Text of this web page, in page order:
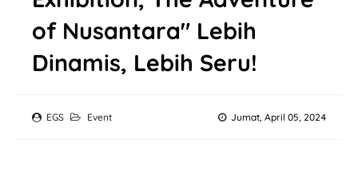
of Nusantara" Lebih
Dinamis, Lebih Seru!
EGS Jumat, April 05, 2024
Event